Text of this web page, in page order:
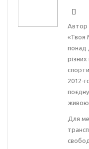
Автор
«Твоя
понад
2012-
живою
Для